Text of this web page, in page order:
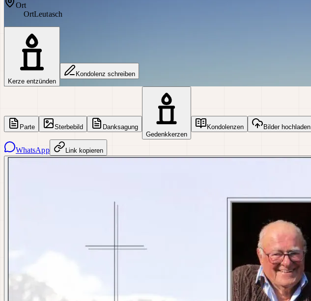
Ort
OrtLeutasch
Kerze entzünden
Kondolenz schreiben
Parte Sterbebild
Danksagung
Gedenkkerzen
Kondolenzen Bilder hochladen
WhatsApp Link kopieren